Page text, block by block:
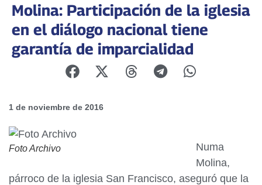
Molina: Participación de la iglesia
en el diálogo nacional tiene
garantía de imparcialidad
1 de noviembre de 2016
Foto Archivo
Numa
Molina,
párroco de la iglesia San Francisco, aseguró que la